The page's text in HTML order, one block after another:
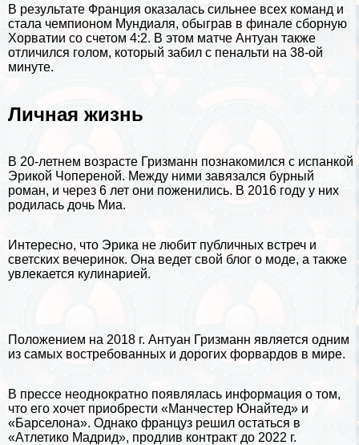
В результате Франция оказалась сильнее всех комaнд и
стала чемпионом Мундиаля, обыграв в финале сборную
Хорватии со счетом 4:2. В этом матче Антуан также
отличился голом, который забил с пенальти на 38-ой
минуте.
Личная жизнь
В 20-летнем возрасте Гризманн познакомился с испанкой
Эрикой Чопереной. Между ними завязался бурный
роман, и через 6 лет они поженились. В 2016 году у них
родилась дочь Миа.
Интересно, что Эрика не любит публичных встреч и
светских вечеринок. Она ведет свой блог о моде, а также
увлекается кулинарией.
Положением на 2018 г. Антуан Гризманн является одним
из самых востребованных и дорогих форвардов в мире.
В прессе неоднократно появлялась информация о том,
что его хочет приобрести «Манчестер Юнайтед» и
«Барселона». Однако француз решил остаться в
«Атлетико Мадрид», продлив контpaкт до 2022 г.